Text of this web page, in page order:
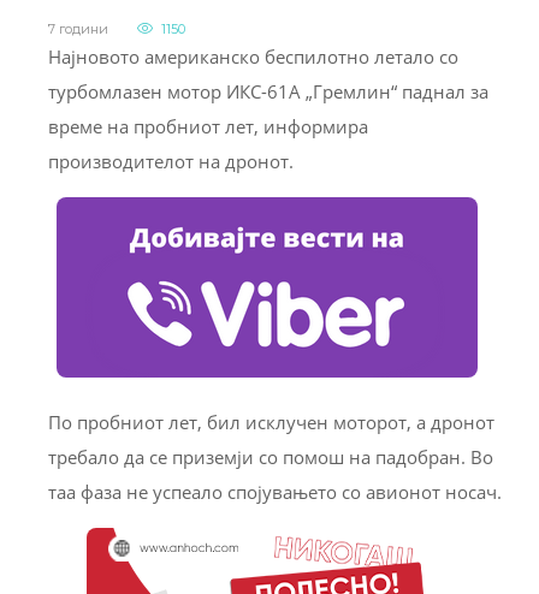
7 години 1150
Најновото американско беспилотно летало со
турбомлазен мотор ИКС-61А „Гремлин“ паднал за
време на пробниот лет, информира
производителот на дронот.
По пробниот лет, бил исклучен моторот, а дронот
требало да се приземји со помош на падобран. Во
таа фаза не успеало спојувањето со авионот носач.